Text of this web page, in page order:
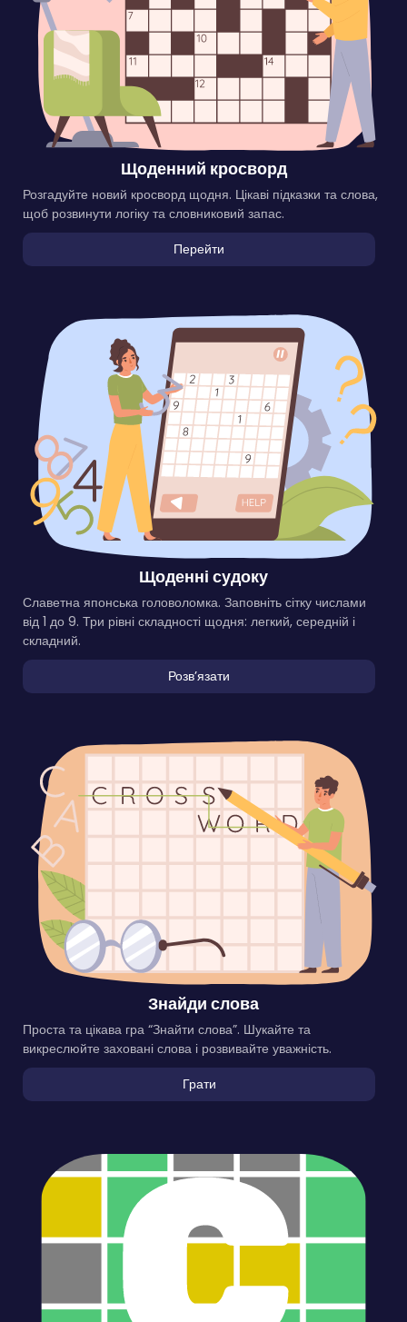
Щоденний кросворд
Розгадуйте новий кросворд щодня. Цікаві підказки та слова,
щоб розвинути логіку та словниковий запас.
Перейти
Щоденні судоку
Славетна японська головоломка. Заповніть сітку числами
від 1 до 9. Три рівні складності щодня: легкий, середній і
складний.
Розвʼязати
Знайди слова
Проста та цікава гра “Знайти слова”. Шукайте та
викреслюйте заховані слова і розвивайте уважність.
Грати